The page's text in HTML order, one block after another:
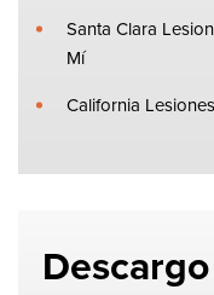
Santa Clara
Mí
California